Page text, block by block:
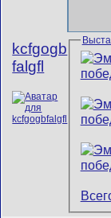
kcfgogb
falgfl